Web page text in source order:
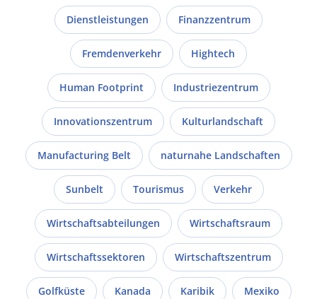
Dienstleistungen Finanzzentrum
Fremdenverkehr Hightech
Human Footprint Industriezentrum
Innovationszentrum Kulturlandschaft
Manufacturing Belt naturnahe Landschaften
Sunbelt Tourismus Verkehr
Wirtschaftsabteilungen Wirtschaftsraum
Wirtschaftssektoren Wirtschaftszentrum
Golfküste Kanada Karibik Mexiko